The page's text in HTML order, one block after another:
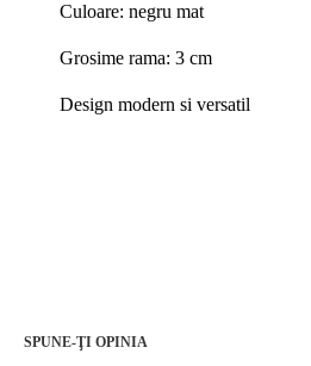
Culoare: negru mat
Grosime rama: 3 cm
Design modern si versatil
SPUNE-ŢI OPINIA